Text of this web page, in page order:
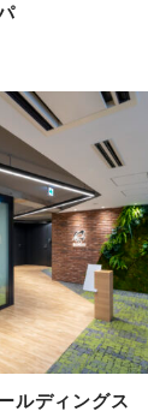
ルディングス